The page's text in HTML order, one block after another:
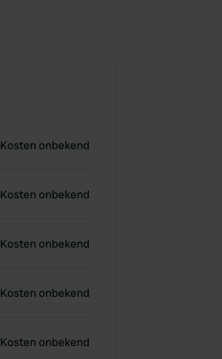
Kosten onbekend
Kosten onbekend
Kosten onbekend
Kosten onbekend
Kosten onbekend